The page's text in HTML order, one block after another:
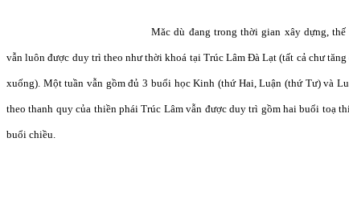
Măc dù đang trong thời gian xây dựng,
vẫn luôn được duy trì theo như thời khoá tại Trúc Lâm Đà Lạt (tất cả chư
xuống). Một tuần vẫn gồm đủ 3 buổi học Kinh (thứ Hai, Luận (thứ Tư) và
theo thanh quy của thiền phái Trúc Lâm vẫn được duy trì gồm hai buổi toạ
buổi chiều.